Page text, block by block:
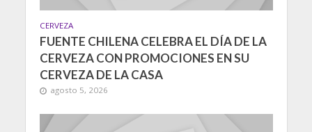
CERVEZA
FUENTE CHILENA CELEBRA EL DÍA DE LA
CERVEZA CON PROMOCIONES EN SU
CERVEZA DE LA CASA
agosto 5, 2026